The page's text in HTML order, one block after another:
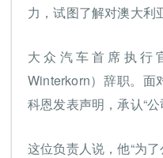
力，试图了解对澳大利
大众汽车首席执行
Winterkorn）辞职。面
科恩发表声明，承认“公
这位负责人说，他“为